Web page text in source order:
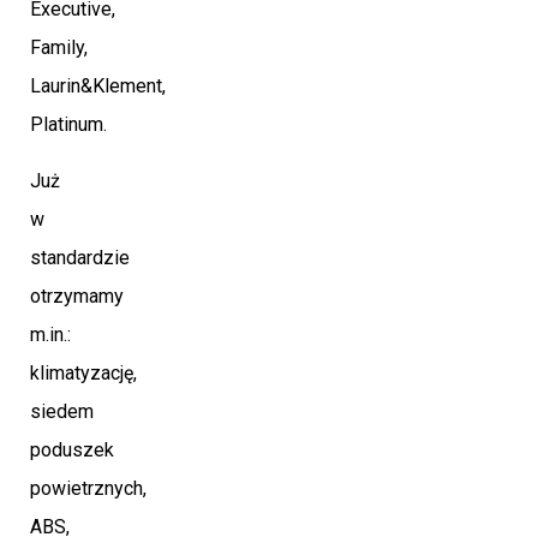
Executive,
Family,
Laurin&Klement,
Platinum.
Już
w
standardzie
otrzymamy
m.in.:
klimatyzację,
siedem
poduszek
powietrznych,
ABS,